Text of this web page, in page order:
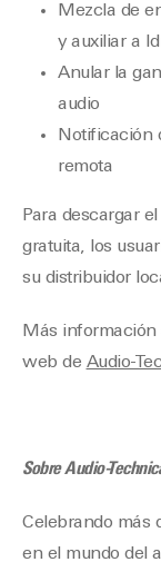
Mezcla de
y auxiliar a
Anular la
audio
Notificación
remota
Para descargar
gratuita, los
su distribuidor
Más información
web de Audio-
Sobre Audio-
Celebrando más
en el mundo del